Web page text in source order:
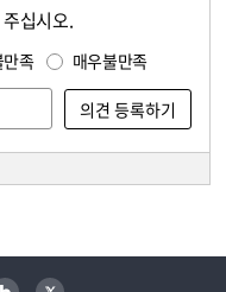
십시오.
만족 매우불만족
블로그 트위터